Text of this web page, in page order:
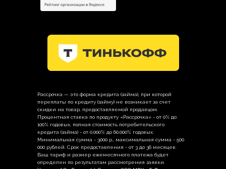
Рассрочка — это форма кредита (займа), при которой
переплаты по кредиту (займу) не возникает за счет
скидки на товар, предоставляемой продавцом.
Процентная ставка по продукту «Рассрочка» - от 0% до
100% годовых, полная стоимость потребительского
кредита (займа) - от 0.000% до 60.000% годовых.
Минимальная сумма - 3000 р., максимальная сумма - 500
000 рублей. Срок предоставления - от 3 до 36 месяцев.
Ваш тариф и размер ежемесячного платежа будет
определен по результатам рассмотрения заявки.